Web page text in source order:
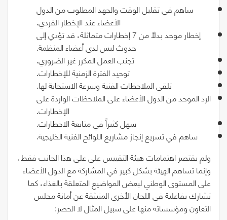
ساهم في تقليل الوقت والجهد المطلوب من الدول
الأعضاء عند الإخطار الفردي.
إخطار موحد بدلاً من7إخطارات متماثلة، قد تؤدي إلى
حدوث لبس لدى أعضاء المنظمة.
تجنب العمل المكرر غير الضروري.
توحيد الفترة الزمنية للإخطارات.
تلقي الملاحظات الفنية وسرعة الاستجابة لها.
الرد الموحد من الدول الأعضاء على الملاحظات الواردة على
الإخطارات.
سهل كثيراً في متابعة الاخطارات.
ساهم في تسريع إنجاز مشاريع اللوائح الفنية الخليجية.
ولم يقتصر اهتمامات هيئة التقييس على على هذا الجانب فقط،
وإنما تساهم الهيئة بشكل كبير في المشاركة مع الدول الأعضاء
على المستوى الوطني لبعض المواضيع المتعلقة بالغذاء، كما
تشارك بفاعلية في اللجان الأخرى المنبثقة عن أمانة مجلس
التعاون ومؤسساته منها على سبيل المثال لا الحصر: